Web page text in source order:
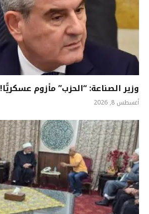
وزير الصناعة: “الحزب” مأزوم عسكريًّا!
أغسطس 8, 2026